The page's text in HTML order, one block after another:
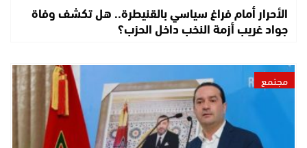
الأحرار أمام فراغ سياسي بالقنيطرة.. هل تكشف وفاة
جواد غريب أزمة النخب داخل الحزب؟
مجتمع